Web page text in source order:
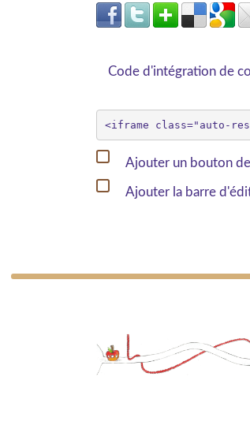
Code d'intégration de
Ajouter un bouton
Ajouter la barre